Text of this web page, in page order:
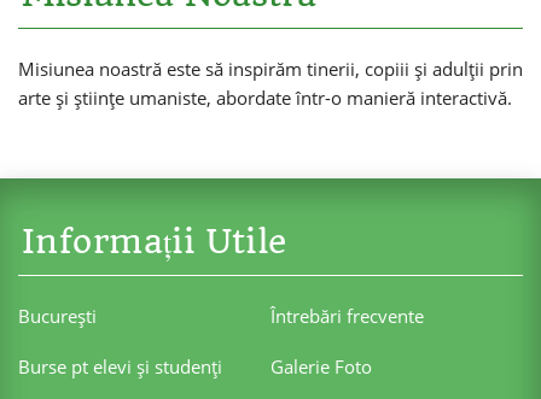
Misiunea noastră este să inspirăm tinerii, copiii și adulții prin
arte și științe umaniste, abordate într-o manieră interactivă.
Informații Utile
Bucureşti Întrebări frecvente
Burse pt elevi şi studenţi Galerie Foto